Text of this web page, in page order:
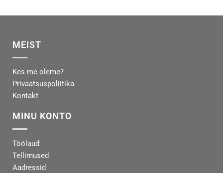
MEIST
Kes me oleme?
Privaatsuspoliitika
Kontakt
MINU KONTO
Töölaud
Tellimused
Aadressid